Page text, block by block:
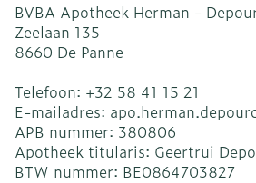
BVBA Apotheek Herman -
Zeelaan 135
8660 De Panne
Telefoon: +32 58 41 15 21
E-mailadres:
APB nummer: 380806
Apotheek titularis: Geertrui
BTW nummer: BE0864703827